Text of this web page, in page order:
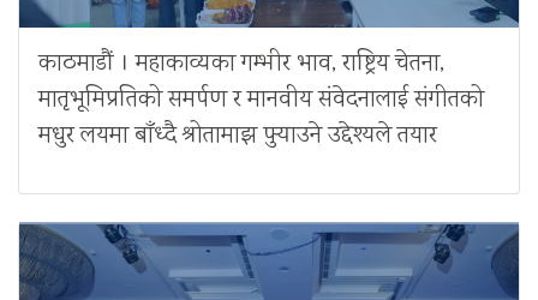
काठमाडौं । महाकाव्यका गम्भीर भाव, राष्ट्रिय चेतना,
मातृभूमिप्रतिको समर्पण र मानवीय संवेदनालाई संगीतको
मधुर लयमा बाँध्दै श्रोतामाझ पुर्‍याउने उद्देश्यले तयार